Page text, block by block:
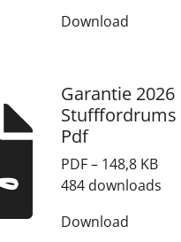
Download
Garantie 2026
Stufffordrums
Pdf
PDF – 148,8 KB
484 downloads
Download